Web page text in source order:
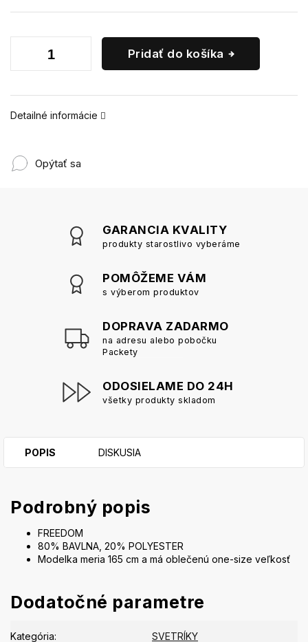
Pridať do košíka
Detailné informácie
Opýtať sa
GARANCIA KVALITY
produkty starostlivo vyberáme
POMÔŽEME VÁM
s výberom produktov
DOPRAVA ZADARMO
na adresu alebo pobočku
Packety
ODOSIELAME DO 24H
všetky produkty skladom
POPIS DISKUSIA
Podrobný popis
FREEDOM
80% BAVLNA, 20% POLYESTER
Modelka meria 165 cm a má oblečenú one-size veľkosť
Dodatočné parametre
Kategória: SVETRÍKY